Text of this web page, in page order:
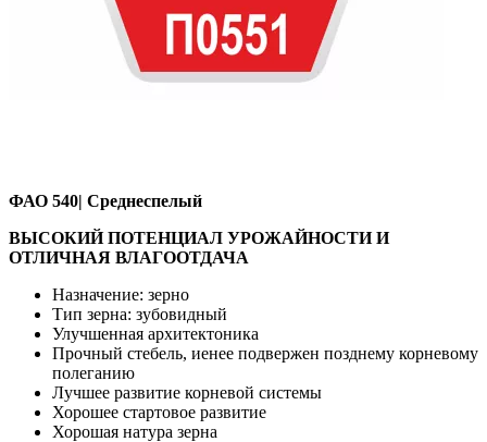
ФАО 540| Среднеспелый
ВЫСОКИЙ ПОТЕНЦИАЛ УРОЖАЙНОСТИ И
ОТЛИЧНАЯ ВЛАГООТДАЧА
Назначение: зерно
Тип зерна: зубовидный
Улучшенная архитектоника
Прочный стебель, иенее подвержен позднему корневому
полеганию
Лучшее развитие корневой системы
Хорошее стартовое развитие
Хорошая натура зерна